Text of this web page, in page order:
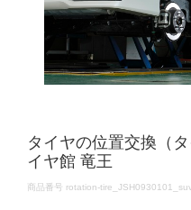
タイヤの位置交換（
イヤ館 竜王
DETAILS
商品番号 rotation-